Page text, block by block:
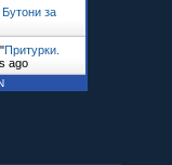
за
Притурки.
ago